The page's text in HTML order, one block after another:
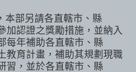
本部另請各直轄市、縣
加認證之獎勵措施，並納入
每年補助各直轄市、縣
教育計畫，補助其規劃現職
習，並於各直轄市、縣